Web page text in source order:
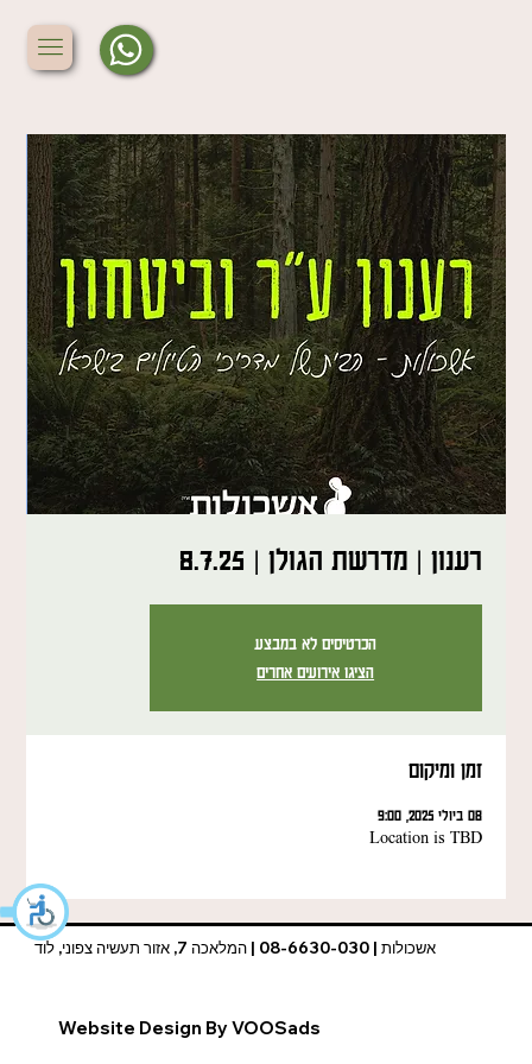
רענון | מדרשת הגולן | 8.7.25
הכרטיסים לא במבצע
הציגו אירועים אחרים
זמן ומיקום
08 ביולי 2025, 9:00
Location is TBD
אשכולות | 08-6630-030 | המלאכה 7, אזור תעשיה צפוני, לוד
Website Design By VOOSads